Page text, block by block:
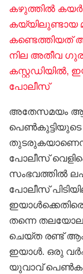
കഴുത്തിൽ കയർ
കയ്യിലുണ്ടായ
കണ്ടെത്തിയത്
നില അതീവ
കസ്റ്റഡിയിൽ,
പോലീസ്
അതേസമയം
പോലീസ്
സംഭവത്തിൽ
പോലീസ്
തന്നെ
ചെയ്ത രണ്ട്
ഇയാൾ. ഒരു
യുവാവ്